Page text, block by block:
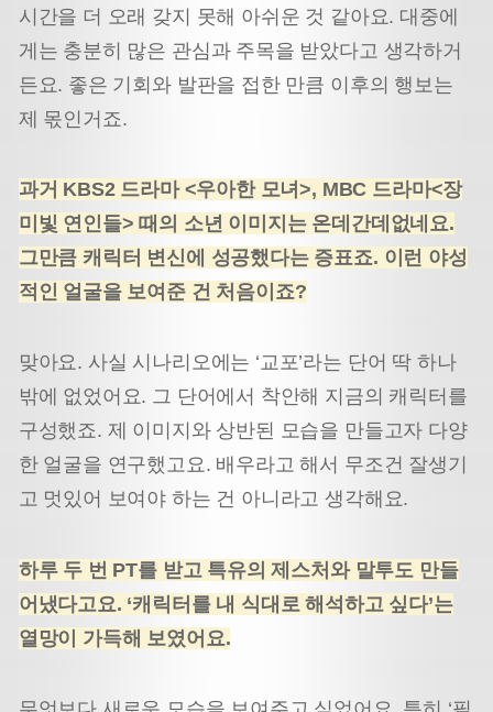
시간을 더 오래 갖지 못해 아쉬운 것 같아요. 대중에
게는 충분히 많은 관심과 주목을 받았다고 생각하거
든요. 좋은 기회와 발판을 접한 만큼 이후의 행보는
제 몫인거죠.
과거 KBS2 드라마 <우아한 모녀>, MBC 드라마<장
미빛 연인들> 때의 소년 이미지는 온데간데 없네요.
그만큼 캐릭터 변신에 성공했다는 증표죠. 이런 야성
적인 얼굴을 보여준 건 처음이죠?
맞아요. 사실 시나리오에는 ‘교포’라는 단어 딱 하나
밖에 없었어요. 그 단어에서 착안해 지금의 캐릭터 를
구성했죠. 제 이미지와 상반된 모습을 만들고자 다양
한 얼굴을 연구했고요. 배우라고 해서 무조건 잘생기
고 멋있어 보여야 하는 건 아니라고 생각해요.
하루 두 번 PT를 받고 특유의 제스처와 말투도 만들
어냈다고요. ‘캐릭터를 내 식대로 해석하고 싶다’는
열망이 가득해 보였어요.